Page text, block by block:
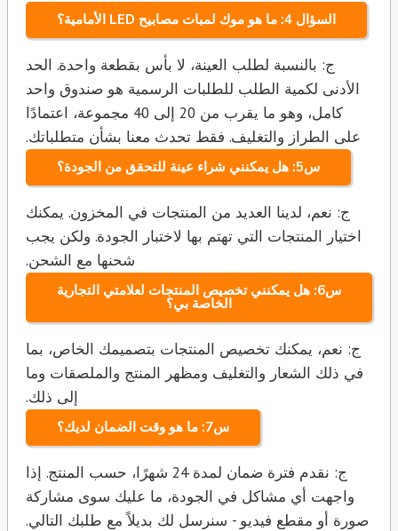
السؤال 4: ما هو موك لمبات مصابيح LED الأمامية؟
ج: بالنسبة لطلب العينة، لا بأس بقطعة واحدة. الحد
الأدنى لكمية الطلب للطلبات الرسمية هو صندوق واحد
كامل، وهو ما يقرب من 20 إلى 40 مجموعة، اعتمادًا
على الطراز والتغليف. فقط تحدث معنا بشأن متطلباتك.
س5: هل يمكنني شراء عينة للتحقق من الجودة؟
ج: نعم، لدينا العديد من المنتجات في المخزون. يمكنك
اختيار المنتجات التي تهتم بها لاختبار الجودة. ولكن يجب
شحنها مع الشحن.
س6: هل يمكنني تخصيص المنتجات لعلامتي التجارية
الخاصة بي؟
ج: نعم، يمكنك تخصيص المنتجات بتصميمك الخاص، بما
في ذلك الشعار والتغليف ومظهر المنتج والملصقات وما
إلى ذلك.
س7: ما هو وقت الضمان لديك؟
ج: نقدم فترة ضمان لمدة 24 شهرًا، حسب المنتج. إذا
واجهت أي مشاكل في الجودة، ما عليك سوى مشاركة
صورة أو مقطع فيديو - سنرسل لك بديلاً مع طلبك التالي.